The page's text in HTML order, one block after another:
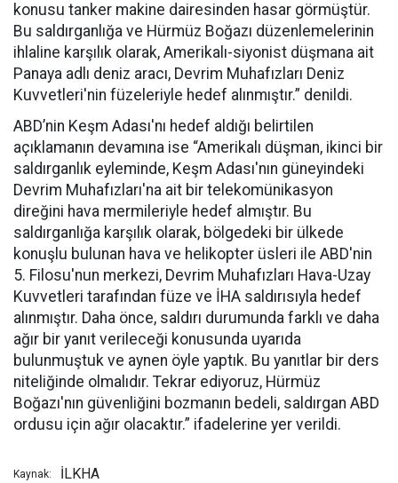
konusu tanker makine dairesinden hasar görmüştür.
Bu saldırganlığa ve Hürmüz Boğazı düzenlemelerinin
ihlaline karşılık olarak, Amerikalı-siyonist düşmana ait
Panaya adlı deniz aracı, Devrim Muhafızları Deniz
Kuvvetleri'nin füzeleriyle hedef alınmıştır.” denildi.
ABD’nin Keşm Adası'nı hedef aldığı belirtilen
açıklamanın devamına ise “Amerikalı düşman, ikinci bir
saldırganlık eyleminde, Keşm Adası'nın güneyindeki
Devrim Muhafızları'na ait bir telekomünikasyon
direğini hava mermileriyle hedef almıştır. Bu
saldırganlığa karşılık olarak, bölgedeki bir ülkede
konuşlu bulunan hava ve helikopter üsleri ile ABD'nin
5. Filosu'nun merkezi, Devrim Muhafızları Hava-Uzay
Kuvvetleri tarafından füze ve İHA saldırısıyla hedef
alınmıştır. Daha önce, saldırı durumunda farklı ve daha
ağır bir yanıt verileceği konusunda uyarıda
bulunmuştuk ve aynen öyle yaptık. Bu yanıtlar bir ders
niteliğinde olmalıdır. Tekrar ediyoruz, Hürmüz
Boğazı'nın güvenliğini bozmanın bedeli, saldırgan ABD
ordusu için ağır olacaktır.” ifadelerine yer verildi.
Kaynak: İLKHA